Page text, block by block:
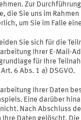
Zur
die Sie uns im
um Sie im Falle
Sie sich für die
Ihrer E-Mail-
für Ihre
6 Abs. 1 a) DSGVO.
Ihrer Daten
Eine darüber
Nach Abschluss